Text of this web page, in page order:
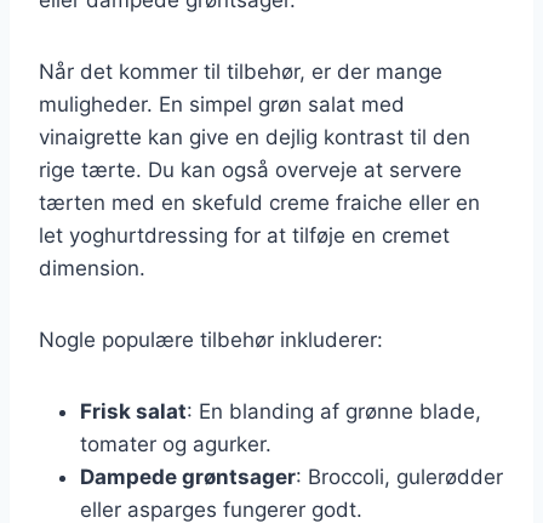
Når det kommer til tilbehør, er der mange
muligheder. En simpel grøn salat med
vinaigrette kan give en dejlig kontrast til den
rige tærte. Du kan også overveje at servere
tærten med en skefuld creme fraiche eller en
let yoghurtdressing for at tilføje en cremet
dimension.
Nogle populære tilbehør inkluderer:
Frisk salat: En blanding af grønne blade,
tomater og agurker.
Dampede grøntsager: Broccoli, gulerødder
eller asparges fungerer godt.